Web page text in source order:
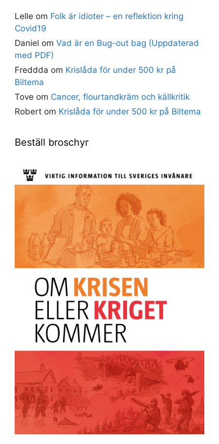
Lelle om Folk är idioter – en reflektion kring
Covid19
Daniel om Vad är en Bug-out bag (Uppdaterad
med PDF)
Freddda om Krislåda för under 500 kr på
Biltema
Tove om Cancer, flourtandkräm och källkritik
Robert om Krislåda för under 500 kr på Biltema
Beställ broschyr